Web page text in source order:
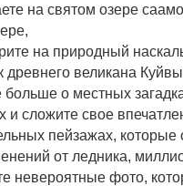
на святом озере
на природный
древнего великана
больше о местных
и сложите свое
пейзажах, которые
от ледника,
невероятные фото,